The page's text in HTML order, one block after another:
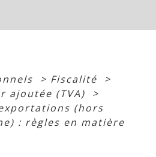
> Fiscalité
>
ajoutée (TVA)
>
(hors
: règles en matière